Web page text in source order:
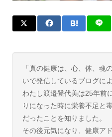
「真の健康は、心、体、魂
いで発信しているブログに
わたし渡邉登代美は25年前
りになった時に栄養不足と
だったことを知りました。
その後元気になり、健康ア